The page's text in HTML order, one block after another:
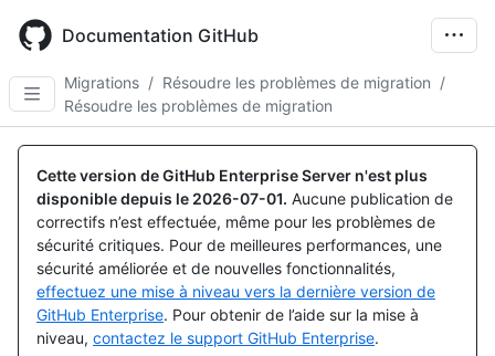
main
content
Documentation GitHub
Migrations / Résoudre les problèmes de migration /
Résoudre les problèmes de migration
Cette version de GitHub Enterprise Server n'est plus
disponible depuis le 2026-07-01. Aucune publication de
correctifs n’est effectuée, même pour les problèmes de
sécurité critiques. Pour de meilleures performances, une
sécurité améliorée et de nouvelles fonctionnalités,
effectuez une mise à niveau vers la dernière version de
GitHub Enterprise. Pour obtenir de l’aide sur la mise à
niveau, contactez le support GitHub Enterprise.